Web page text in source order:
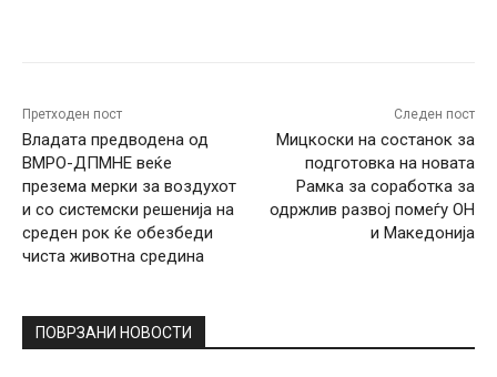
Претходен пост
Владата предводена од
ВМРО-ДПМНЕ веќе
презема мерки за воздухот
и со системски решенија на
среден рок ќе обезбеди
чиста животна средина
Следен пост
Мицкоски на состанок за
подготовка на новата
Рамка за соработка за
одржлив развој помеѓу ОН
и Македонија
ПОВРЗАНИ НОВОСТИ